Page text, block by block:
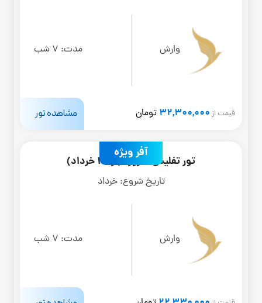
وارش مدت: 7 شب
قیمت از 32,300,000 تومان مشاهده تور
آفر ویژهتور تفلیس 8 روزه (از 20 خرداد)
تاریخ شروع: خرداد
وارش مدت: 7 شب